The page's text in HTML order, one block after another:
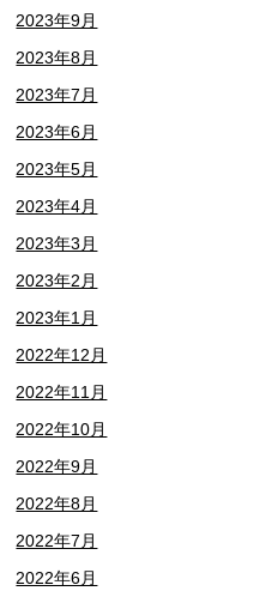
2023年9月
2023年8月
2023年7月
2023年6月
2023年5月
2023年4月
2023年3月
2023年2月
2023年1月
2022年12月
2022年11月
2022年10月
2022年9月
2022年8月
2022年7月
2022年6月